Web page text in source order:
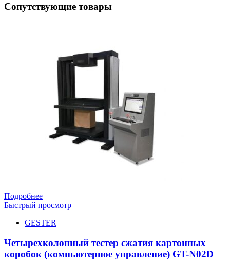
Сопутствующие товары
Подробнее
Быстрый просмотр
GESTER
Четырехколонный тестер сжатия картонных
коробок (компьютерное управление) GT-N02D